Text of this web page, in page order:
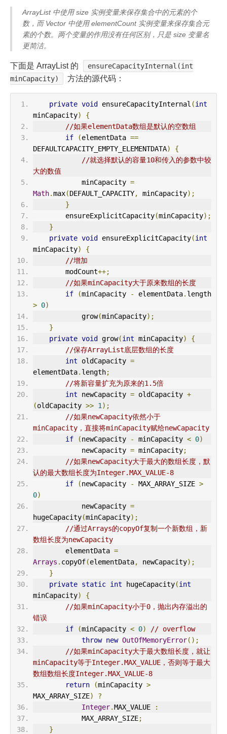
ArrayList 中使用 size 实例变量来保存集合中的元素的个
数，而 Vector 中使用 elementCount 实例变量来保存集合元
素的个数。两个变量的作用没有任何区别，只是 size 变量名
更简洁。
下面是 ArrayList 的
ensureCapacityInternal(int
minCapacity)
方法的源代码：
private void ensureCapacityInternal (int
minCapacity)
{
//如果elementData数组是默认的空数组
if
(elementData ==
DEFAULTCAPACITY_EMPTY_ELEMENTDATA)
{
//就选择默认的容量10和传入的参数中较
大的数值
            minCapacity
=
Math.max(DEFAULT_CAPACITY, minCapacity);
}
        ensureExplicitCapacity
(minCapacity);
}
private void ensureExplicitCapacity(int
minCapacity)
{
//增加
        modCount
++;
//如果minCapacity大于原来数组的长度
if
(minCapacity - elementData.
> 0)
            grow
(minCapacity);
}
private void grow(int minCapacity)
{
//保存ArrayList底层数组的长度
int oldCapacity =
elementData. length;
//将新容量扩充为原来的1.5倍
int newCapacity = oldCapacity +
(oldCapacity >> 1 );
//如果newCapacity依然小于
minCapacity，直接将minCapacity赋给newCapacity
if
(newCapacity - minCapacity < 0)
            newCapacity
= minCapacity;
//如果newCapacity大于最大的数组长度，默
认的最大数组长度为Integer.MAX_VALUE-8
if
(newCapacity - MAX_ARRAY_SIZE >
0)
            newCapacity
=
hugeCapacity(minCapacity);
//通过Arrays的copyOf复制一个新数组，新
数组长度为newCapacity
        elementData
=
Arrays . copyOf(elementData, newCapacity);
}
private static int hugeCapacity(int
minCapacity)
{
//如果minCapacity小于0，抛出内存溢出的
错误
if
(minCapacity < 0)
// overflow
throw new OutOfMemoryError();
//如果minCapacity大于最大数组长度，就让
minCapacity等于Integer.MAX_VALUE，否则等于最大
数组数组长度Integer.MAX_VALUE-8
return
(minCapacity >
MAX_ARRAY_SIZE)
?
Integer.MAX_VALUE
:
            MAX_ARRAY_SIZE
;
}